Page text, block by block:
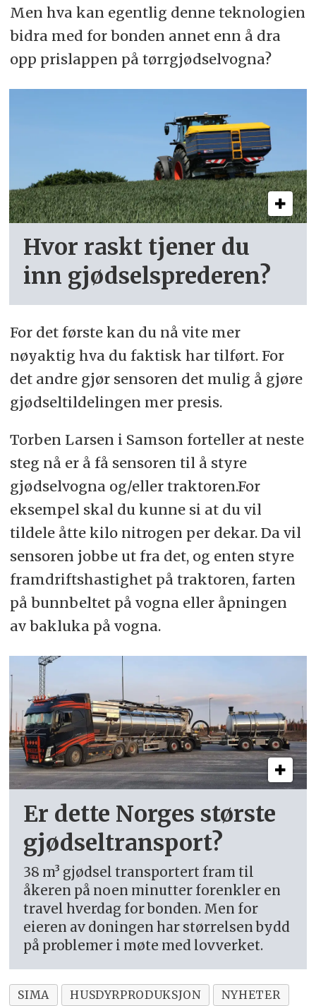
Men hva kan egentlig denne teknologien
bidra med for bonden annet enn å dra
opp prislappen på tørrgjødselvogna?
Hvor raskt tjener du
inn gjødselsprederen?
For det første kan du nå vite mer
nøyaktig hva du faktisk har tilført. For
det andre gjør sensoren det mulig å gjøre
gjødseltildelingen mer presis.
Torben Larsen i Samson forteller at neste
steg nå er å få sensoren til å styre
gjødselvogna og/eller traktoren.For
eksempel skal du kunne si at du vil
tildele åtte kilo nitrogen per dekar. Da vil
sensoren jobbe ut fra det, og enten styre
framdriftshastighet på traktoren, farten
på bunnbeltet på vogna eller åpningen
av bakluka på vogna.
Er dette Norges største
gjødseltransport?
38 m³ gjødsel transportert fram til
åkeren på noen minutter forenkler en
travel hverdag for bonden. Men for
eieren av doningen har størrelsen bydd
på problemer i møte med lovverket.
SIMA HUSDYRPRODUKSJON NYHETER